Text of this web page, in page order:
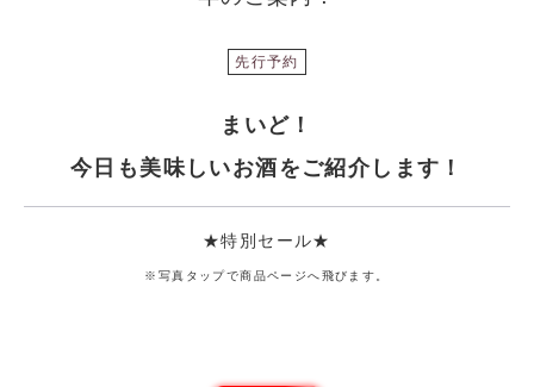
先行予約
まいど！
今日も美味しいお酒をご紹介します！
★特別セール★
※写真タップで商品ページへ飛びます。